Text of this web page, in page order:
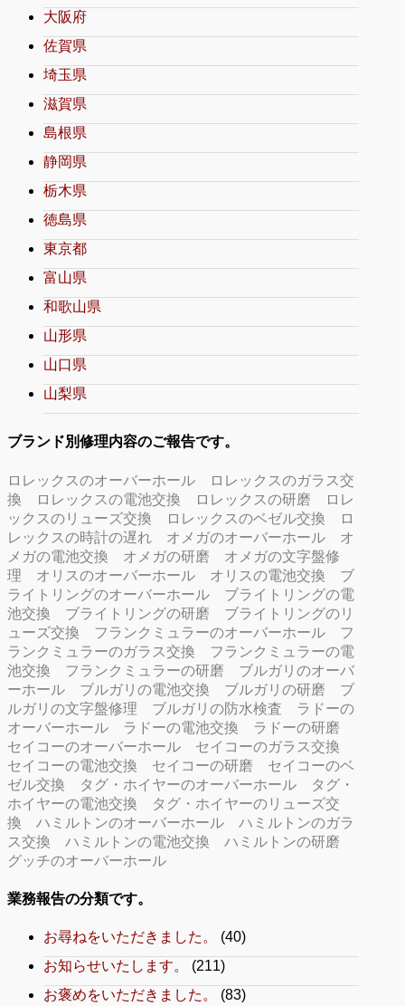
大阪府
佐賀県
埼玉県
滋賀県
島根県
静岡県
栃木県
徳島県
東京都
富山県
和歌山県
山形県
山口県
山梨県
ブランド別修理内容のご報告です。
ロレックスのオーバーホール
ロレックスのガラス交
換
ロレックスの電池交換 ロレックスの研磨
ロレ
ックスのリューズ交換
ロレックスのベゼル交換
ロ
レックスの時計の遅れ
オメガのオーバーホール
オ
メガの電池交換
オメガの研磨
オメガの文字盤修
理
オリスのオーバーホール オリスの電池交換
ブ
ライトリングのオーバーホール
ブライトリングの電
池交換
ブライトリングの研磨
ブライトリングのリ
ューズ交換
フランクミュラーのオーバーホール
フ
ランクミュラーのガラス交換
フランクミュラーの電
池交換
フランクミュラーの研磨
ブルガリのオーバ
ーホール
ブルガリの電池交換 ブルガリの研磨
ブ
ルガリの文字盤修理
ブルガリの防水検査
ラドーの
オーバーホール
ラドーの電池交換
ラドーの研磨
セイコーのオーバーホール
セイコーのガラス交換
セイコーの電池交換
セイコーの研磨
セイコーのベ
ゼル交換
タグ・ホイヤーのオーバーホール
タグ・
ホイヤーの電池交換
タグ・ホイヤーのリューズ交
換
ハミルトンのオーバーホール
ハミルトンのガラ
ス交換
ハミルトンの電池交換
ハミルトンの研磨
グッチのオーバーホール
業務報告の分類です。
お尋ねをいただきました。
(40)
お知らせいたします。
(211)
お褒めをいただきました。
(83)